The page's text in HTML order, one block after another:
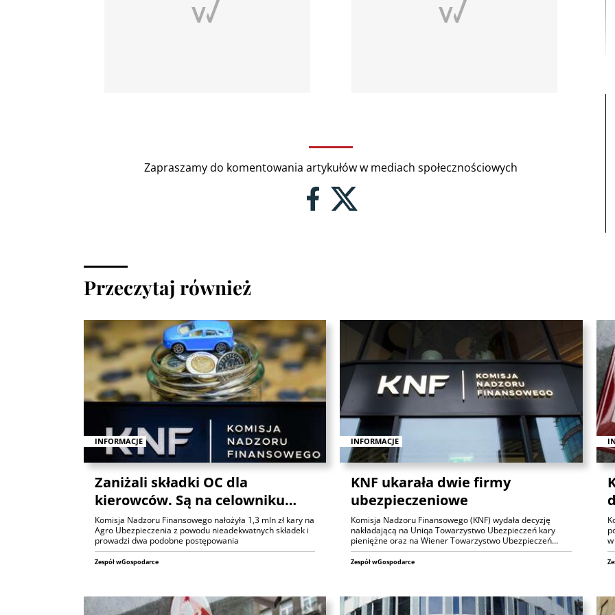
Zapraszamy do komentowania artykułów w mediach społecznościowych
Przeczytaj również
INFORMACJE
Zaniżali składki OC dla
kierowców. Są na celowniku…
Komisja Nadzoru Finansowego nałożyła 1,3 mln zł kary na
Agro Ubezpieczenia z powodu nieadekwatnych składek i
prowadzi dwa podobne postępowania
Zespół wGospodarce
INFORMACJE
KNF ukarała dwie firmy
ubezpieczeniowe
Komisja Nadzoru Finansowego (KNF) wydała decyzję
nakładającą na Uniqa Towarzystwo Ubezpieczeń kary
pieniężne oraz na Wiener Towarzystwo Ubezpieczeń…
Zespół wGospodarce